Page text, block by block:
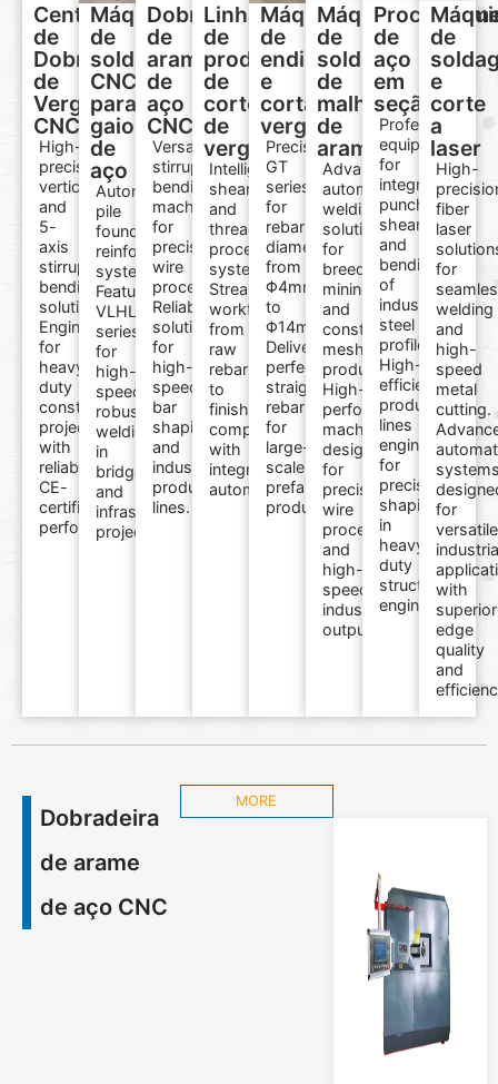
Centro
de
Dobra
de
Vergalhões
CNC
High-
precision
vertical
and
5-
axis
stirrup
bending
solutions.
Engineered
for
heavy-
duty
construction
projects
with
reliable,
CE-
certified
performance.
Máquina
de
soldagem
CNC
para
gaiolas
de
aço
Automated
pile
foundation
reinforcement
systems.
Featuring
VLHL/VLHS
series
for
high-
speed,
robust
welding
in
bridge
and
infrastructure
projects.
Dobradeira
de
arame
de
aço
CNC
Versatile
stirrup
bending
machines
for
precision
wire
processing.
Reliable
solutions
for
high-
speed
bar
shaping
and
industrial
production
lines.
Linha
de
produção
de
corte
de
vergalhões
Intelligent
shearing
and
thread
processing
systems.
Streamlined
workflows
from
raw
rebar
to
finished
components
with
integrated
automation.
Máquina
de
endireitar
e
cortar
vergalhões
Precision
GT
series
for
rebar
diameters
from
Φ4mm
to
Φ14mm.
Delivering
perfectly
straightened
rebar
for
large-
scale
prefabricated
production.
Máquinas
de
soldagem
de
malha
de
arame
Advanced
automated
welding
solutions
for
breeding,
mining,
and
construction
mesh
production.
High-
performance
machinery
designed
for
precision
wire
processing
and
high-
speed
industrial
output.
de
aço
em
seção
Professional
equipment
for
integrated
punching,
shearing,
and
bending
of
industrial
steel
profiles.
High-
efficiency
production
lines
engineered
for
precision
shaping
in
heavy-
duty
structural
engineering.
de
e
corte
a
laser
High-
fiber
laser
for
welding
and
high-
speed
metal
cutting.
for
versatile
with
superior
edge
quality
and
Dobradeira
de arame
de aço CNC
MORE